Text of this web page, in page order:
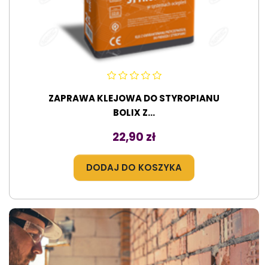
ZAPRAWA KLEJOWA DO STYROPIANU
BOLIX Z...
Cena
22,90 zł
DODAJ DO KOSZYKA